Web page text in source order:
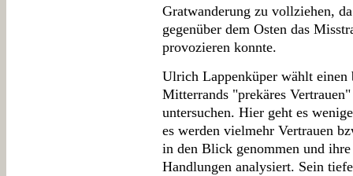
Gratwanderung zu vollziehen,
gegenüber dem Osten das
provozieren konnte.
Ulrich Lappenküper wählt einen
Mitterrands "prekäres
untersuchen. Hier geht es
es werden vielmehr Vertrauen
in den Blick genommen und
Handlungen analysiert. Sein